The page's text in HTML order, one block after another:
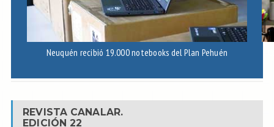
Neuquén recibió 19.000 notebooks del Plan Pehuén
REVISTA CANALAR.
EDICIÓN 22